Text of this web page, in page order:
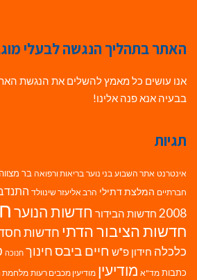
האתר בתהליך הנגשה לבעלי
אנו עושים כל מאמץ להשלים את הנגשת
בבעיה אנא פנה אלינו!
תגיות
אינטרנט אתר השבוע בני נוער בריאות ורפואה בר מצווה
חברתיים המלצת דתילי הרב אליעזר שינוולד
2008 חדשות הבידור חדשות הנוער
חדשות הציבור הדתי חדשות
כלכלה חידון פ"ש חיים ביבסחינוך חנוכה
כתבות מד"א מודיעין מודיעין מכבים רעות מלחמת